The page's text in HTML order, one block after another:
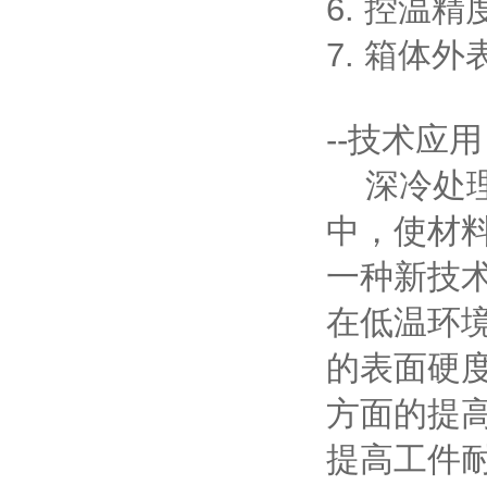
6. 控温精
7. 箱体外
--技术应用
深冷处
中，使材
一种新技
在低温环
的表面硬
方面的提
提高工件